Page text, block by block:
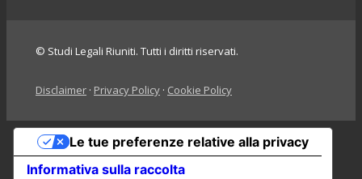
© Studi Legali Riuniti. Tutti i diritti riservati.
Disclaimer · Privacy Policy · Cookie Policy
Informativa sulla raccolta
Le tue preferenze relative alla privacy